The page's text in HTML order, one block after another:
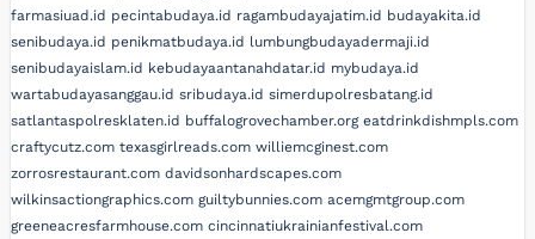
farmasiuad.id pecintabudaya.id ragambudayajatim.id budayakita.id
senibudaya.id penikmatbudaya.id lumbungbudayadermaji.id
senibudayaislam.id kebudayaantanahdatar.id mybudaya.id
wartabudayasanggau.id sribudaya.id simerdupolresbatang.id
satlantaspolresklaten.id buffalogrovechamber.org eatdrinkdishmpls.com
craftycutz.com texasgirlreads.com williemcginest.com
zorrosrestaurant.com davidsonhardscapes.com
wilkinsactiongraphics.com guiltybunnies.com acemgmtgroup.com
greeneacresfarmhouse.com cincinnatiukrainianfestival.com